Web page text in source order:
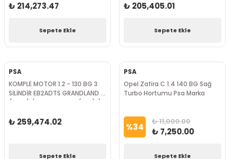
₺ 214,273.47
Sepete Ekle
BERLINGO
₺ 205,405.01
Sepete Ekle
PSA
KOMPLE MOTOR 1.2 - 130 BG 3
SİLİNDİR EB2ADTS GRANDLAND X
(P1UO) / C3 AIRCROSS (A88) /
₺ 259,474.02
Sepete Ekle
PSA
Opel Zafira C 1.4 140 BG Sağ
Turbo Hortumu Psa Marka
%34 ₺ 11,000.00
₺ 7,250.00
Sepete Ekle